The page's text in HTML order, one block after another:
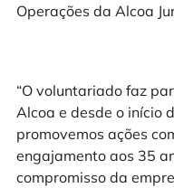
Operações da Alcoa
“O voluntariado faz
Alcoa e desde o início
promovemos ações
engajamento aos 35
compromisso da